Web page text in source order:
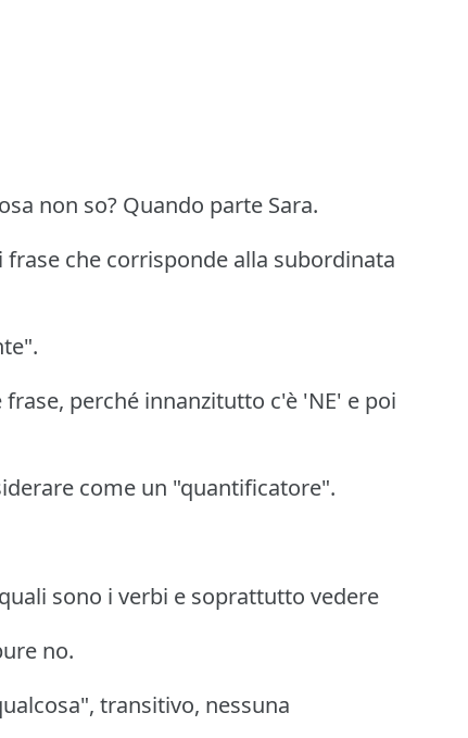
non so? Quando parte Sara.
che corrisponde alla subordinata
perché innanzitutto c'è 'NE' e poi
come un "quantificatore".
sono i verbi e soprattutto vedere
no.
transitivo, nessuna